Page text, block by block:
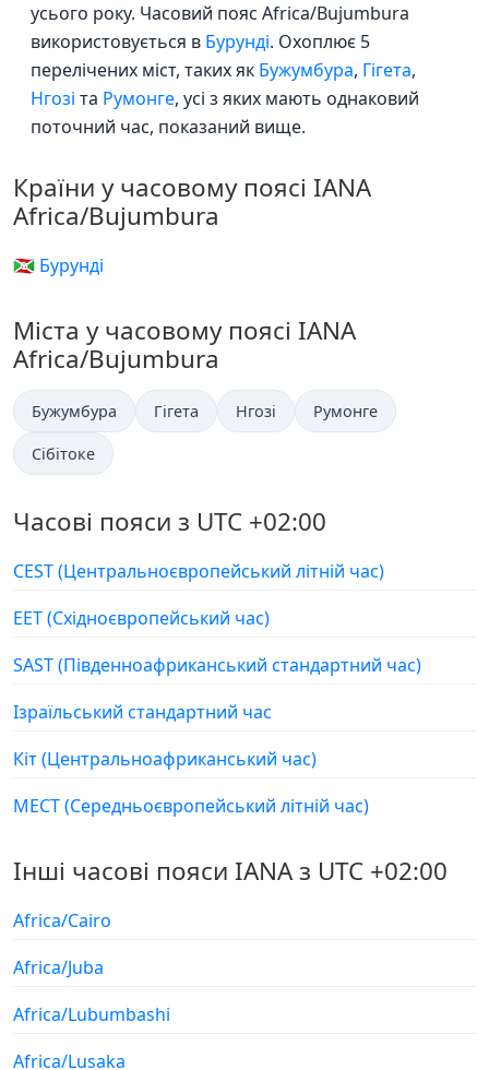
усього року. Часовий пояс Africa/Bujumbura
використовується в Бурунді. Охоплює 5
перелічених міст, таких як Бужумбура, Гігета,
Нгозі та Румонге, усі з яких мають однаковий
поточний час, показаний вище.
Країни у часовому поясі IANA
Africa/Bujumbura
🇧🇮 Бурунді
Міста у часовому поясі IANA
Africa/Bujumbura
Бужумбура Гігета Нгозі Румонге
Сібітоке
Часові пояси з UTC +02:00
CEST (Центральноєвропейський літній час)
EET (Східноєвропейський час)
SAST (Південноафриканський стандартний час)
Ізраїльський стандартний час
Кіт (Центральноафриканський час)
МЕСТ (Середньоєвропейський літній час)
Інші часові пояси IANA з UTC +02:00
Africa/Cairo
Africa/Juba
Africa/Lubumbashi
Africa/Lusaka